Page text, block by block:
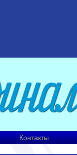
Контакты